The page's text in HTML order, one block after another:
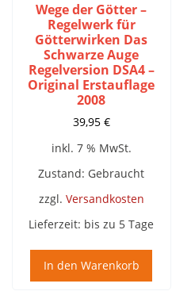
Wege der Götter –
Regelwerk für
Götterwirken Das
Schwarze Auge
Regelversion DSA4 –
Original Erstauflage
2008
39,95 €
inkl. 7 % MwSt.
Zustand: Gebraucht
zzgl. Versandkosten
Lieferzeit: bis zu 5 Tage
In den Warenkorb